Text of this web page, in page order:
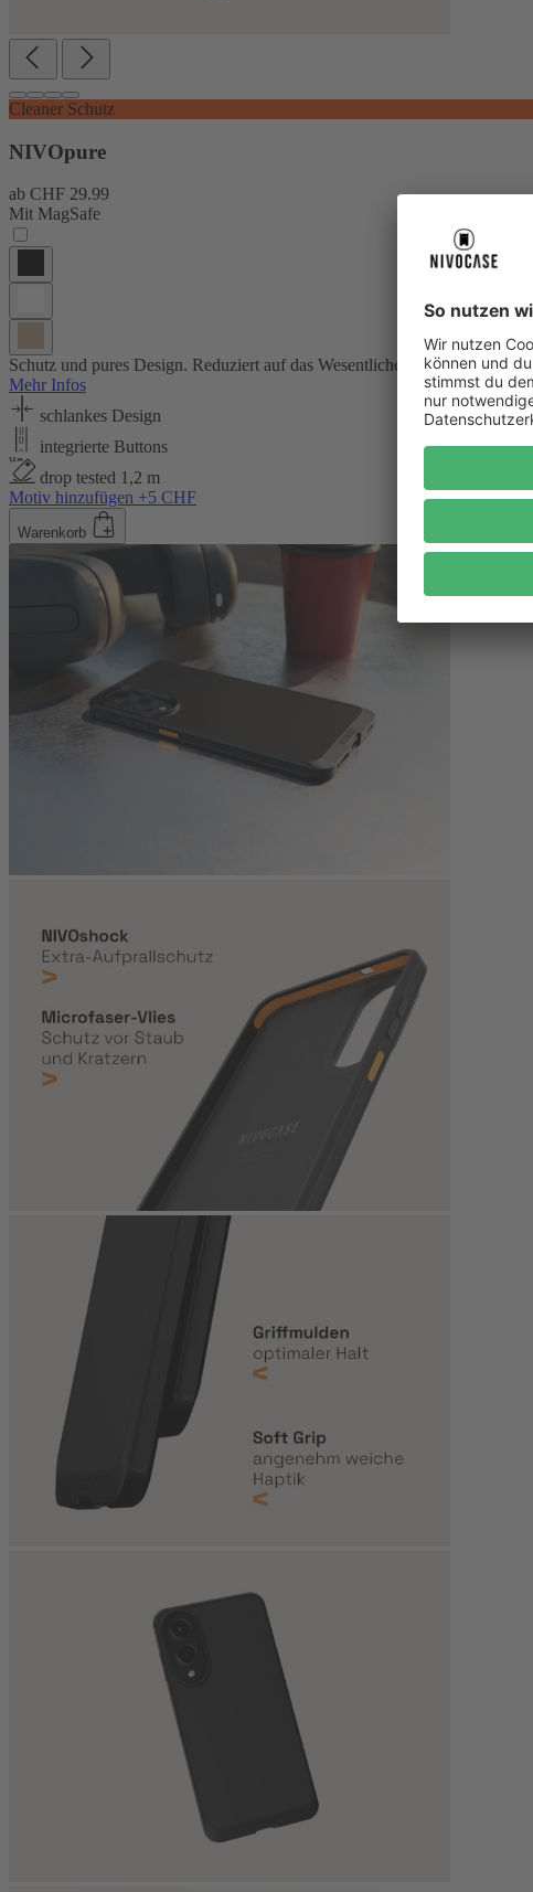
Cleaner Schutz
NIVOpure
ab CHF 29.99
Mit MagSafe
Schutz und pures Design. Reduziert auf das Wesentliche.
Mehr Infos
schlankes Design
integrierte Buttons
drop tested 1,2 m
Motiv hinzufügen +5 CHF
Warenkorb